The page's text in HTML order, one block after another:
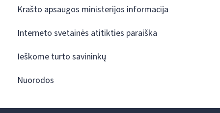
Krašto apsaugos ministerijos informacija
Interneto svetainės atitikties paraiška
Ieškome turto savininkų
Nuorodos